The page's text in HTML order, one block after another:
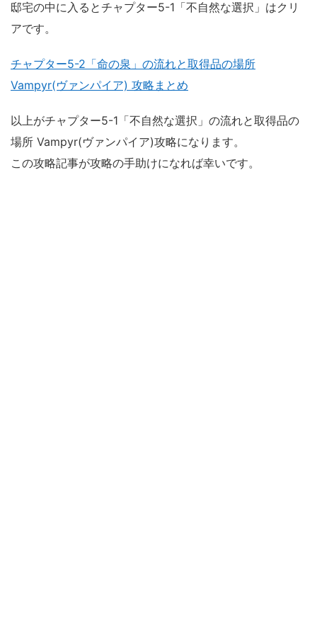
邸宅の中に入るとチャプター5-1「不自然な選択」はクリ
アです。
チャプター5-2「命の泉」の流れと取得品の場所
Vampyr(ヴァンパイア) 攻略まとめ
以上がチャプター5-1「不自然な選択」の流れと取得品の
場所 Vampyr(ヴァンパイア)攻略になります。
この攻略記事が攻略の手助けになれば幸いです。